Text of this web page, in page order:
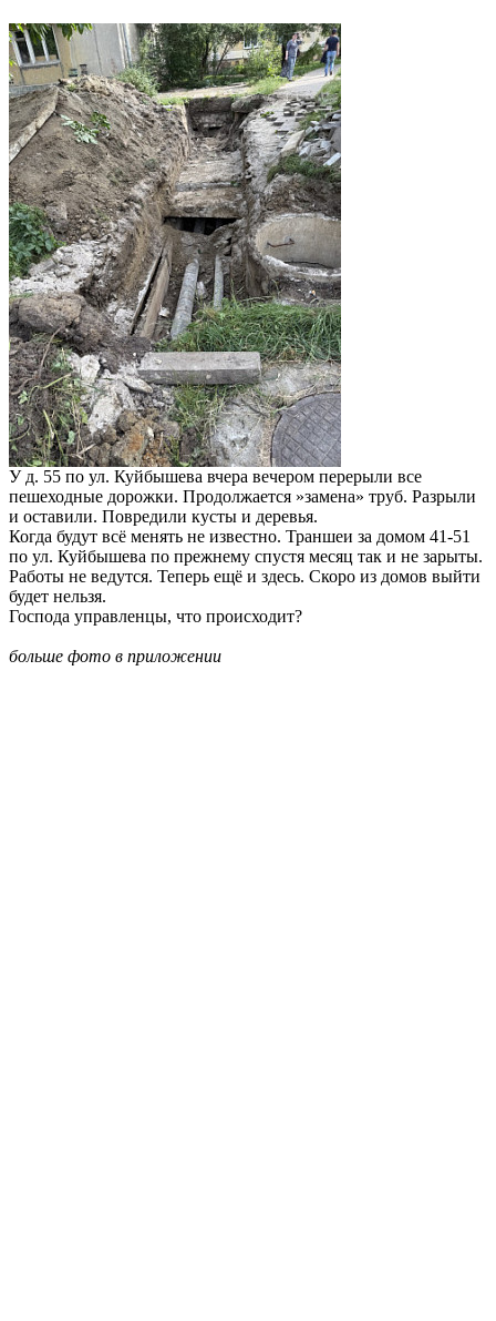
У д. 55 по ул. Куйбышева вчера вечером перерыли все
пешеходные дорожки. Продолжается »замена» труб. Разрыли
и оставили. Повредили кусты и деревья.
Когда будут всё менять не известно. Траншеи за домом 41-51
по ул. Куйбышева по прежнему спустя месяц так и не зарыты.
Работы не ведутся. Теперь ещё и здесь. Скоро из домов выйти
будет нельзя.
Господа управленцы, что происходит?
больше фото в приложении